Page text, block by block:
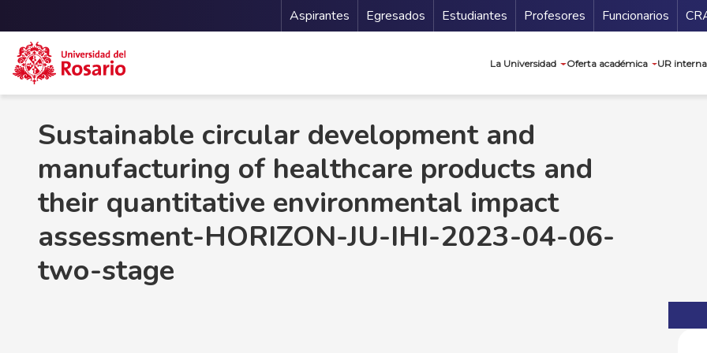
Menu Secundario
Aspirantes Egresados Estudiantes Profesores Funcionarios
La Universidad Oferta académica UR
Sustainable circular development and
manufacturing of healthcare products and
their quantitative environmental impact
assessment-HORIZON-JU-IHI-2023-04-06-
two-stage